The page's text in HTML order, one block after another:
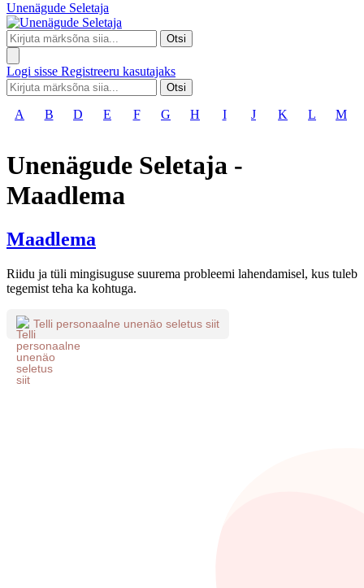
Unenägude Seletaja
Otsi
Logi sisse Registreeru kasutajaks
Otsi
A B D E F G H I J K L M
Unenägude Seletaja -
Maadlema
Maadlema
Riidu ja tüli mingisuguse suurema probleemi lahendamisel, kus tuleb
tegemist teha ka kohtuga.
Telli personaalne unenäo seletus siit